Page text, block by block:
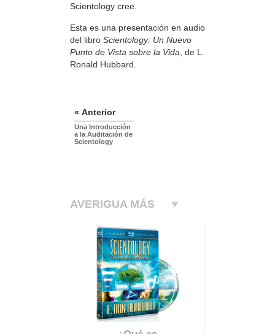
Scientology cree.
Esta es una presentación en audio
del libro Scientology: Un Nuevo
Punto de Vista sobre la Vida , de L.
Ronald Hubbard.
« Anterior
Una Introducción
a la Auditación de
Scientology
AVERIGUA MÁS